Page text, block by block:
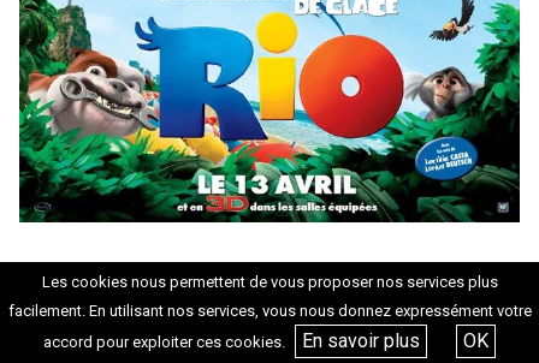
Dimanche 12 juillet – 21h45 –SÉANCE ANNULÉE EN
RAISON D’UN PROBLÈME TECHNIQUE
Parc de la Porte d’Aix (3
Les cookies nous permettent de vous proposer nos services plus
facilement. En utilisant nos services, vous nous donnez expressément votre
accord pour exploiter ces cookies.
En savoir plus OK